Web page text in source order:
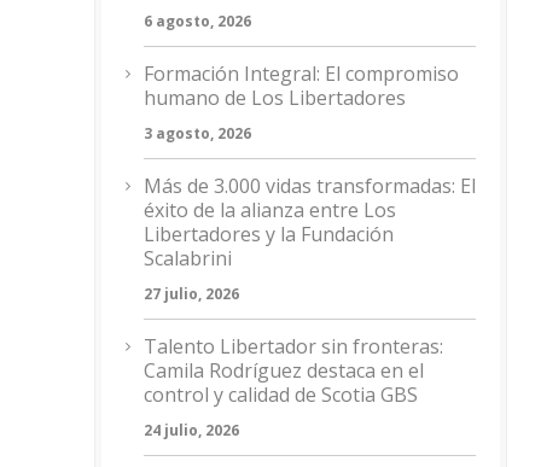
6 agosto, 2026
Formación Integral: El compromiso
humano de Los Libertadores
3 agosto, 2026
Más de 3.000 vidas transformadas: El
éxito de la alianza entre Los
Libertadores y la Fundación
Scalabrini
27 julio, 2026
Talento Libertador sin fronteras:
Camila Rodríguez destaca en el
control y calidad de Scotia GBS
24 julio, 2026